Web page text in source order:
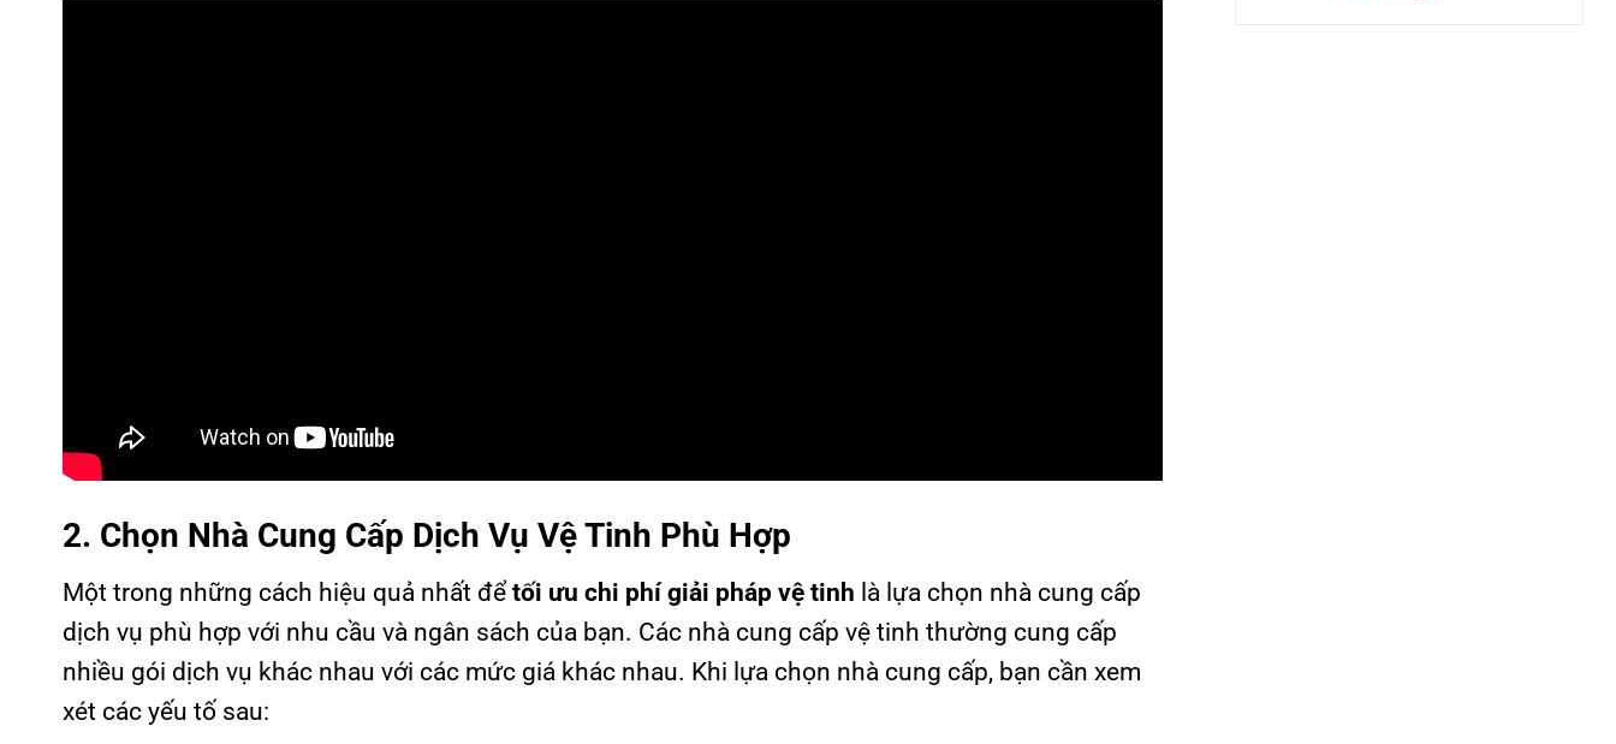
2. Chọn Nhà Cung Cấp Dịch Vụ Vệ Tinh Phù Hợp
Một trong những cách hiệu quả nhất đểtối ưu chi phí giải pháp vệ tinh là lựa chọn nhà cung cấp
dịch vụ phù hợp với nhu cầu và ngân sách của bạn. Các nhà cung cấp vệ tinh thường cung cấp
nhiều gói dịch vụ khác nhau với các mức giá khác nhau. Khi lựa chọn nhà cung cấp, bạn cần xem
xét các yếu tố sau: